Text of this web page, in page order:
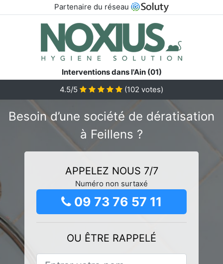
Partenaire du réseau
Interventions dans l'Ain (01)
4.5/5
(102 votes)
Besoin d’une société de dératisation
à Feillens ?
APPELEZ NOUS 7/7
Numéro non surtaxé
09 73 76 57 11
OU ÊTRE RAPPELÉ